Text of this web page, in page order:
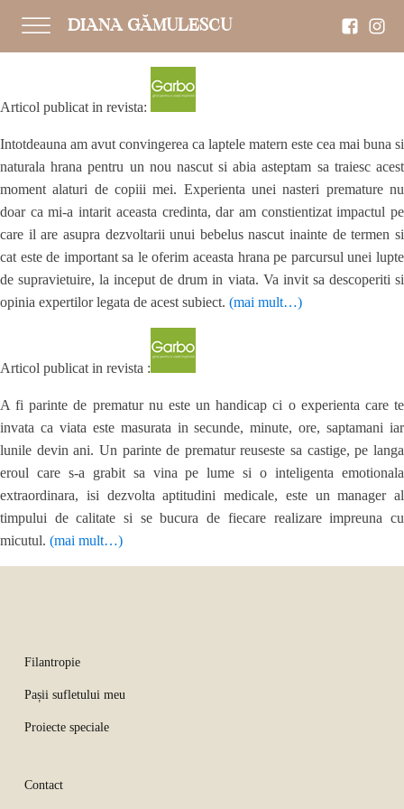
DIANA GĂMULESCU
Articol publicat in revista:
Intotdeauna am avut convingerea ca laptele matern este cea mai buna si
naturala hrana pentru un nou nascut si abia asteptam sa traiesc acest
moment alaturi de copiii mei. Experienta unei nasteri premature nu
doar ca mi-a intarit aceasta credinta, dar am constientizat impactul pe
care il are asupra dezvoltarii unui bebelus nascut inainte de termen si
cat este de important sa le oferim aceasta hrana pe parcursul unei lupte
de supravietuire, la inceput de drum in viata. Va invit sa descoperiti si
opinia expertilor legata de acest subiect. (mai mult…)
Articol publicat in revista :
A fi parinte de prematur nu este un handicap ci o experienta care te
invata ca viata este masurata in secunde, minute, ore, saptamani iar
lunile devin ani. Un parinte de prematur reuseste sa castige, pe langa
eroul care s-a grabit sa vina pe lume si o inteligenta emotionala
extraordinara, isi dezvolta aptitudini medicale, este un manager al
timpului de calitate si se bucura de fiecare realizare impreuna cu
micutul. (mai mult…)
Filantropie
Pașii sufletului meu
Proiecte speciale
Contact